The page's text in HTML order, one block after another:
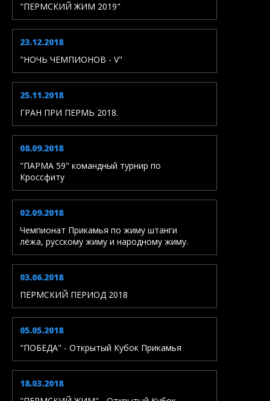
"ПЕРМСКИЙ ЖИМ 2019"
23.12.2018
"НОЧЬ ЧЕМПИОНОВ - V"
25.11.2018
ГРАН ПРИ ПЕРМЬ 2018.
08.09.2018
"ПАРМА 59" командный турнир по
Кроссфиту
02.09.2018
Чемпионат Прикамья по жиму штанги
лёжа, русскому жиму и народному жиму.
03.06.2018
ПЕРМСКИЙ ПЕРИОД 2018
05.05.2018
"ПОБЕДА" - Открытый Кубок Прикамья
18.03.2018